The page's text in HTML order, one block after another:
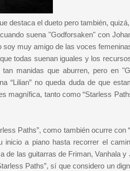
destaca el dueto pero también,
suena "Godforsaken" con
muy amigo de las voces
todas suenan iguales y los
manidas que aburren, pero en
“Lilian” no queda duda de que
magnífica, tanto como “Starless
Paths”, como también ocurre con
inicio a piano hasta recorrer el
de las guitarras de Friman, Vanhala y
Paths”, sí que considero un